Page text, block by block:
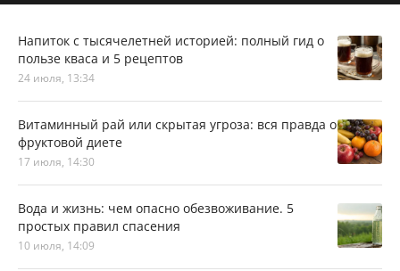
Напиток с тысячелетней историей: полный гид о
пользе кваса и 5 рецептов
24 июля, 13:34
Витаминный рай или скрытая угроза: вся правда о
фруктовой диете
17 июля, 14:30
Вода и жизнь: чем опасно обезвоживание. 5
простых правил спасения
10 июля, 14:09